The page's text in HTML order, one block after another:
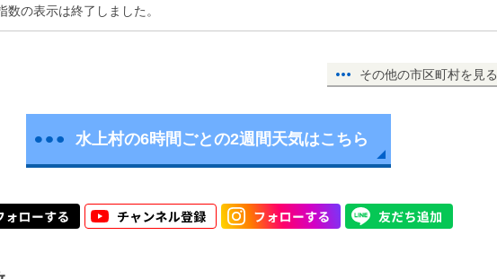
数の表示は終了しました。
その他の市区町村を見る
水上村の6時間ごとの2週間天気はこちら